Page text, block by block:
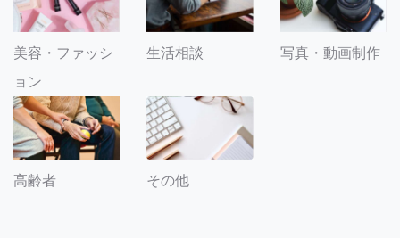
美容・ファッシ
ョン
生活相談 写真・動画制作
高齢者 その他